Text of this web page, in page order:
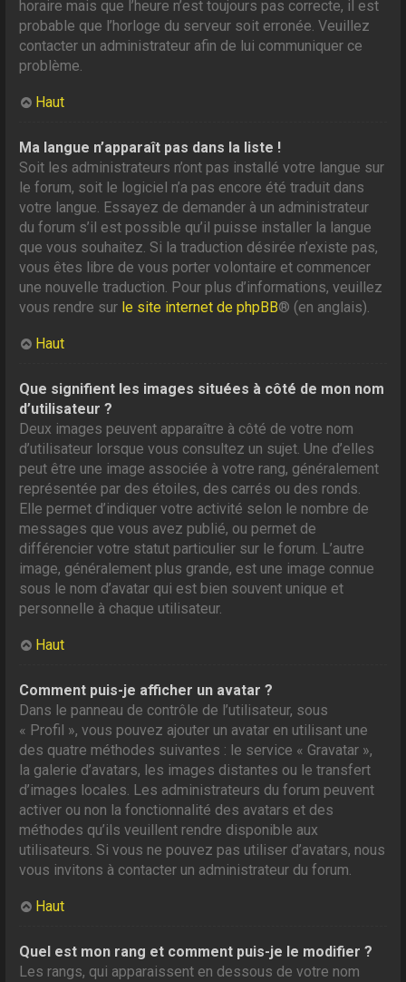
horaire mais que l’heure n’est toujours pas correcte, il est
probable que l’horloge du serveur soit erronée. Veuillez
contacter un administrateur afin de lui communiquer ce
problème.
Haut
Ma langue n’apparaît pas dans la liste !
Soit les administrateurs n’ont pas installé votre langue sur
le forum, soit le logiciel n’a pas encore été traduit dans
votre langue. Essayez de demander à un administrateur
du forum s’il est possible qu’il puisse installer la langue
que vous souhaitez. Si la traduction désirée n’existe pas,
vous êtes libre de vous porter volontaire et commencer
une nouvelle traduction. Pour plus d’informations, veuillez
vous rendre sur le site internet de phpBB® (en anglais).
Haut
Que signifient les images situées à côté de mon nom
d’utilisateur ?
Deux images peuvent apparaître à côté de votre nom
d’utilisateur lorsque vous consultez un sujet. Une d’elles
peut être une image associée à votre rang, généralement
représentée par des étoiles, des carrés ou des ronds.
Elle permet d’indiquer votre activité selon le nombre de
messages que vous avez publié, ou permet de
différencier votre statut particulier sur le forum. L’autre
image, généralement plus grande, est une image connue
sous le nom d’avatar qui est bien souvent unique et
personnelle à chaque utilisateur.
Haut
Comment puis-je afficher un avatar ?
Dans le panneau de contrôle de l’utilisateur, sous
« Profil », vous pouvez ajouter un avatar en utilisant une
des quatre méthodes suivantes : le service « Gravatar »,
la galerie d’avatars, les images distantes ou le transfert
d’images locales. Les administrateurs du forum peuvent
activer ou non la fonctionnalité des avatars et des
méthodes qu’ils veuillent rendre disponible aux
utilisateurs. Si vous ne pouvez pas utiliser d’avatars, nous
vous invitons à contacter un administrateur du forum.
Haut
Quel est mon rang et comment puis-je le modifier ?
Les rangs, qui apparaissent en dessous de votre nom